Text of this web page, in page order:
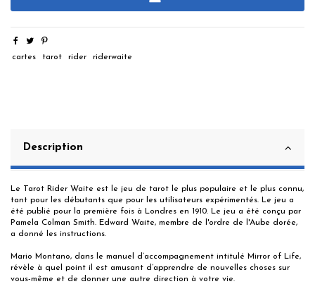
cartes tarot rider riderwaite
Description
Le Tarot Rider Waite est le jeu de tarot le plus populaire et le plus connu,
tant pour les débutants que pour les utilisateurs expérimentés. Le jeu a
été publié pour la première fois à Londres en 1910. Le jeu a été conçu par
Pamela Colman Smith. Edward Waite, membre de l'ordre de l'Aube dorée,
a donné les instructions.
Mario Montano, dans le manuel d’accompagnement intitulé Mirror of Life,
révèle à quel point il est amusant d’apprendre de nouvelles choses sur
vous-même et de donner une autre direction à votre vie.